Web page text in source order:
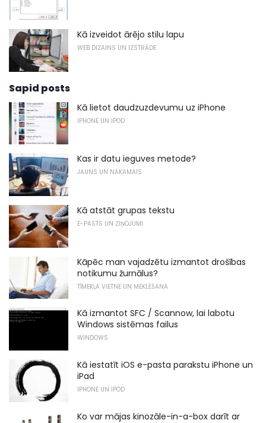
Kā izveidot ārējo stilu lapu
WEB DIZAINS UN IZSTRĀDE
Sapid posts
Kā lietot daudzuzdevumu uz iPhone
IPHONE UN IPOD
Kas ir datu ieguves metode?
JAUNS UN NĀKAMAIS
Kā atstāt grupas tekstu
E-PASTS UN ZIŅOJUMI
Kāpēc man vajadzētu izmantot drošības
notikumu žurnālus?
TĪMEKĻA VIETNE UN MEKLĒŠANA
Kā izmantot SFC / Scannow, lai labotu
Windows sistēmas failus
WINDOWS
Kā iestatīt iOS e-pasta parakstu iPhone un
iPad
IPHONE UN IPOD
Ko var mājas kinozāle-in-a-box darīt ar